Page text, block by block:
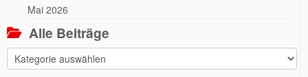
Mai 2026
Alle Beiträge
Alle
Beiträge